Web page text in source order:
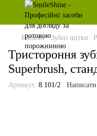
Каталог Зубні щітки
Тристороння
Superbrush,
Артикул: 8.101/2 Написати